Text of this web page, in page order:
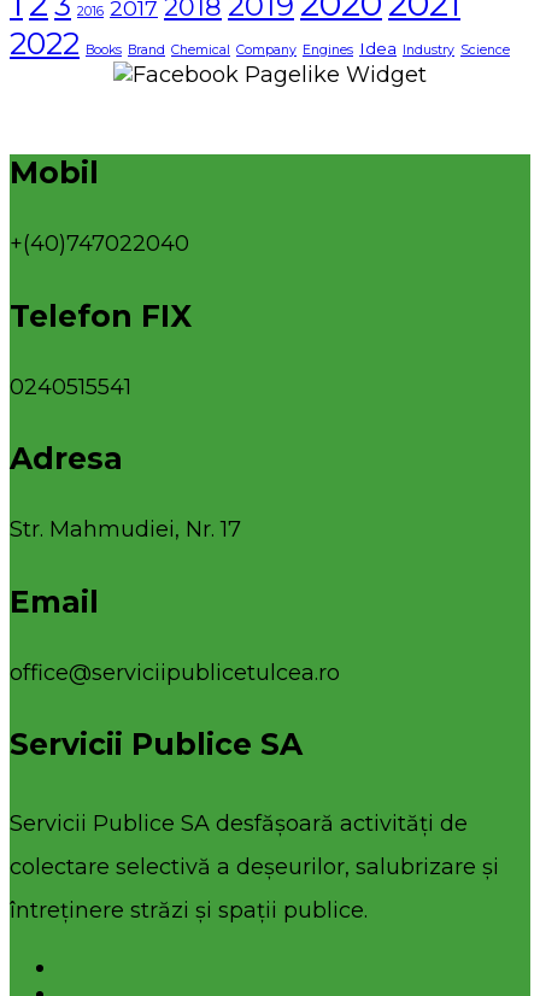
2016 2017 2018
2022 Books Brand Chemical Company Engines Idea Industry Science
Mobil
+(40)747022040
Telefon FIX
0240515541
Adresa
Str. Mahmudiei, Nr. 17
Email
office@serviciipublicetulcea.ro
Servicii Publice SA
Servicii Publice SA desfășoară activități de
colectare selectivă a deșeurilor, salubrizare și
întreținere străzi și spații publice.